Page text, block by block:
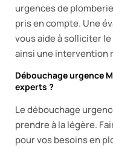
urgences de
pris en compte. Une
vous aide à solliciter
ainsi une intervention
Débouchage urgence
experts ?
Le débouchage
prendre à la légère.
pour vos besoins en